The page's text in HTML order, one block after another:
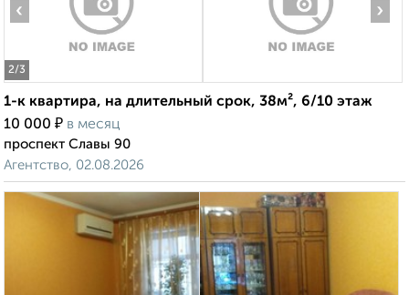
2/3
‹ ›
1-к квартира, на длительный срок, 38м², 6/10 этаж
10 000 ₽ в месяц
проспект Славы 90
Агентство, 02.08.2026